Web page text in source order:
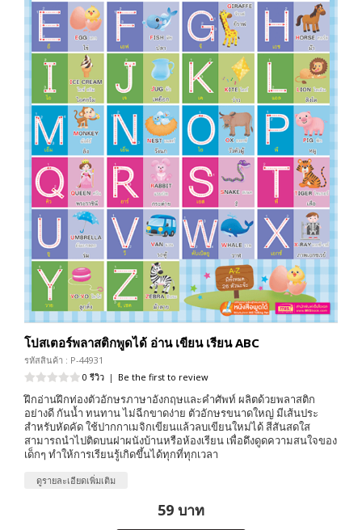
โปสเตอร์พลาสติกพูดได้ อ่าน เขียน เรียน ABC
รหัสสินค้า : P-44931
0 รีวิว | Be the first to review
ฝึกอ่านฝึกท่องตัวอักษรภาษาอังกฤษและคำศัพท์ ผลิตด้วยพลาสติก
อย่างดี กันน้ำ ทนทาน ไม่ฉีกขาดง่าย ตัวอักษรขนาดใหญ่ มีเส้นประ
สำหรับหัดคัด ใช้ปากกาเมจิกเขียนแล้วลบเขียนใหม่ได้ สีสันสดใส
สามารถนำไปติดบนฝาผนังบ้านหรือห้องเรียน เพื่อดึงดูดความสนใจของ
เด็กๆ ทำให้การเรียนรู้เกิดขึ้นได้ทุกที่ทุกเวลา
ดูรายละเอียดเพิ่มเติม
59 บาท